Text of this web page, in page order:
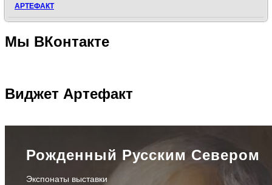
АРТЕФАКТ
Мы ВКонтакте
Виджет Артефакт
Рожденный Русским Севером
Экспонаты выставки